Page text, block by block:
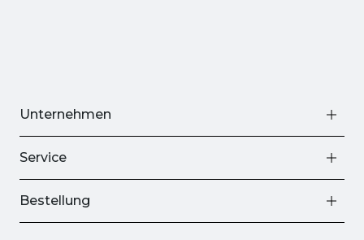
Unternehmen
Service
Bestellung